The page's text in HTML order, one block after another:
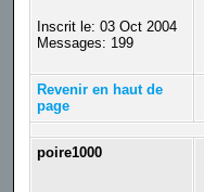
Inscrit le: 03 Oct 2004
Messages: 199
Revenir en haut de
page
poire1000